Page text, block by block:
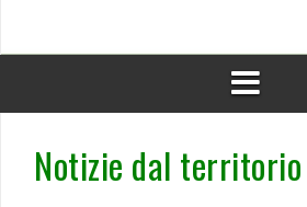
Notizie dal